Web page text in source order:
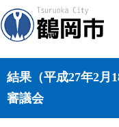
結果（平成27年2月
審議会